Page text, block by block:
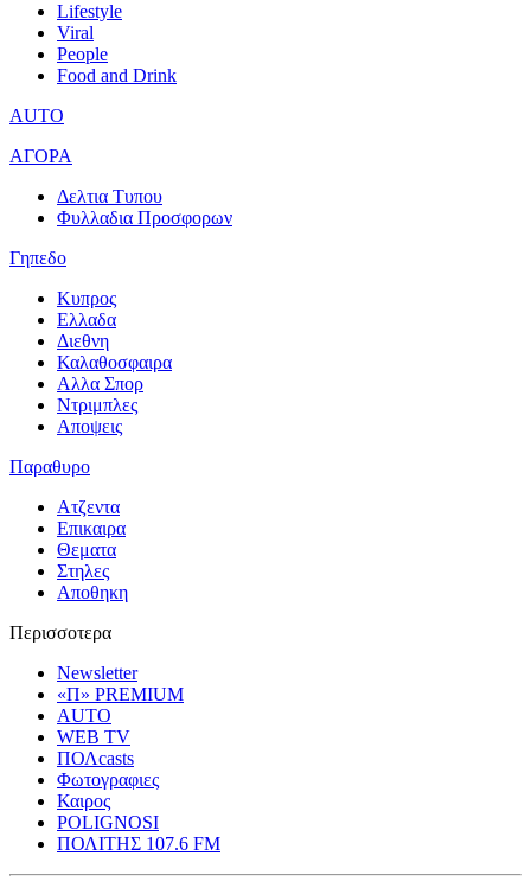
Lifestyle
Viral
People
Food and Drink
AUTO
ΑΓΟΡΑ
Δελτια Τυπου
Φυλλαδια Προσφορων
Γηπεδο
Κυπρος
Ελλαδα
Διεθνη
Καλαθοσφαιρα
Αλλα Σπορ
Ντριμπλες
Αποψεις
Παραθυρο
Ατζεντα
Επικαιρα
Θεματα
Στηλες
Αποθηκη
Περισσοτερα
Newsletter
«Π» PREMIUM
AUTO
WEB TV
ΠΟΛcasts
Φωτογραφιες
Καιρος
POLIGNOSI
ΠΟΛΙΤΗΣ 107.6 FM